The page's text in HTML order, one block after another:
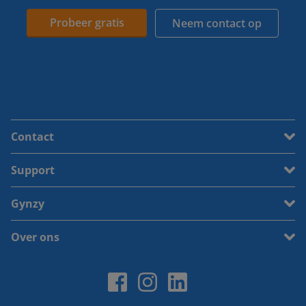
Probeer gratis Neem contact op
Contact
Support
Gynzy
Over ons